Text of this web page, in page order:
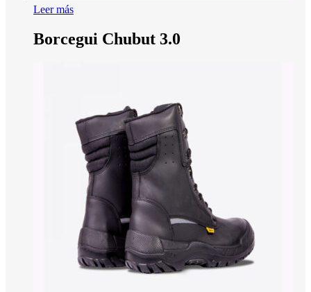
Leer más
Borcegui Chubut 3.0